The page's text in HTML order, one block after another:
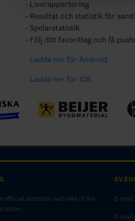
Liverapportering
Resultat och statistik för
Spelarstatistik
Följ ditt favoritlag och få
Ladda ner för Android
Ladda ner för IOS
official statistics web site of the
E-mail:
E-